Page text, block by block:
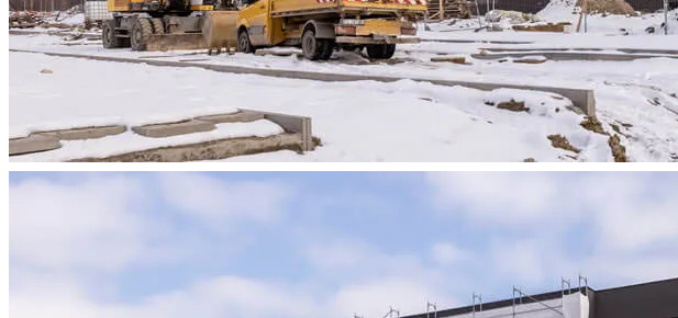
Możesz również dostosować wybory dotyczące
w Serwisie tylko w wybranych przez Ciebie